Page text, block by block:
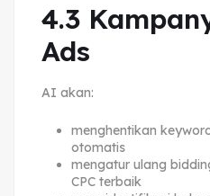
4.3
Ads
AI akan:
menghentikan
otomatis
mengatur ulang
CPC terbaik